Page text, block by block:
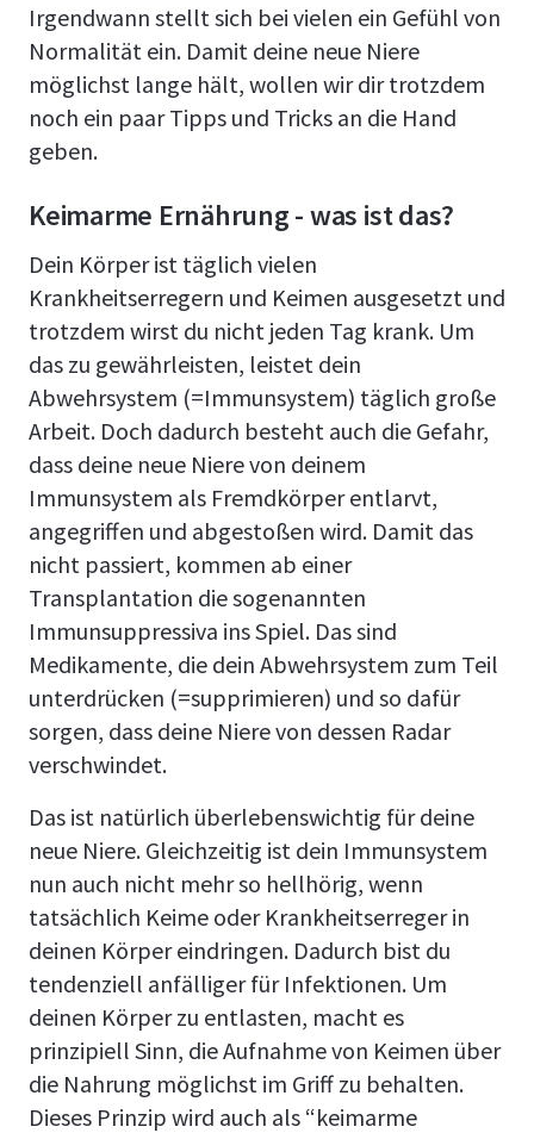
Irgendwann stellt sich bei vielen ein Gefühl von
Normalität ein. Damit deine neue Niere
möglichst lange hält, wollen wir dir trotzdem
noch ein paar Tipps und Tricks an die Hand
geben.
Keimarme Ernährung - was ist das?
Dein Körper ist täglich vielen
Krankheitserregern und Keimen ausgesetzt und
trotzdem wirst du nicht jeden Tag krank. Um
das zu gewährleisten, leistet dein
Abwehrsystem (=Immunsystem) täglich große
Arbeit. Doch dadurch besteht auch die Gefahr,
dass deine neue Niere von deinem
Immunsystem als Fremdkörper entlarvt,
angegriffen und abgestoßen wird. Damit das
nicht passiert, kommen ab einer
Transplantation die sogenannten
Immunsuppressiva ins Spiel. Das sind
Medikamente, die dein Abwehrsystem zum Teil
unterdrücken (=supprimieren) und so dafür
sorgen, dass deine Niere von dessen Radar
verschwindet.
Das ist natürlich überlebenswichtig für deine
neue Niere. Gleichzeitig ist dein Immunsystem
nun auch nicht mehr so hellhörig, wenn
tatsächlich Keime oder Krankheitserreger in
deinen Körper eindringen. Dadurch bist du
tendenziell anfälliger für Infektionen. Um
deinen Körper zu entlasten, macht es
prinzipiell Sinn, die Aufnahme von Keimen über
die Nahrung möglichst im Griff zu behalten.
Dieses Prinzip wird auch als “keimarme